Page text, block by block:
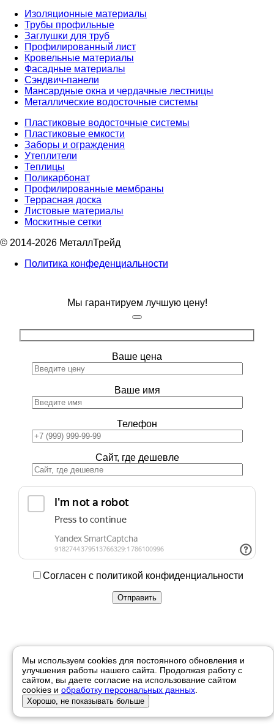
Изоляционные материалы
Трубы профильные
Заглушки для труб
Профилированный лист
Кровельные материалы
Фасадные материалы
Сэндвич-панели
Мансардные окна и чердачные лестницы
Металлические водосточные системы
Пластиковые водосточные системы
Пластиковые емкости
Заборы и ограждения
Утеплители
Теплицы
Поликарбонат
Профилированные мембраны
Террасная доска
Листовые материалы
Москитные сетки
© 2014-2026 МеталлТрейд
Политика конфеденциальности
Мы гарантируем лучшую цену!
Ваше цена
Ваше имя
Телефон
Сайт, где дешевле
Согласен с политикой конфиденциальности
Купить в 1 клик
Ваше имя
Телефон
Отправить
Мы используем cookies для постоянного обновления и
улучшения работы нашего сайта. Продолжая работу с
сайтом, вы даете согласие на использование сайтом
cookies и обработку персональных данных
Хорошо, не показывать больше